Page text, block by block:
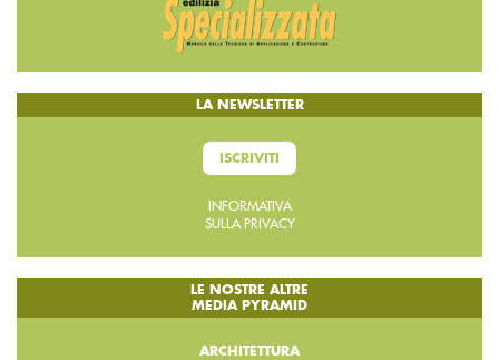
LA NEWSLETTER
ISCRIVITI
INFORMATIVA
SULLA PRIVACY
LE NOSTRE ALTRE
MEDIA PYRAMID
ARCHITETTURA